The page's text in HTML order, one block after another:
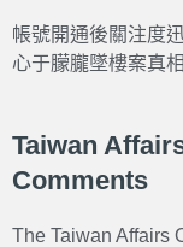
帳號開通後關注度
心于朦朧墜樓案真
Taiwan
Comments
The Taiwan Affairs